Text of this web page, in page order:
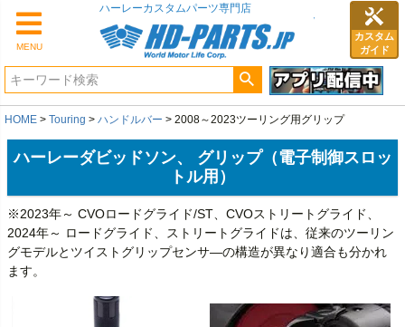
MENU
カスタム
ガイド
HOME Touring ハンドルバー 2008～2023ツーリング用グリップ
ハーレーダビッドソン、 グリップ（電子制御スロッ
トル用）
※2023年～ CVOロードグライド/ST、CVOストリートグライド、
2024年～ ロードグライド、ストリートグライドは、従来のツーリン
グモデルとツイストグリップセンサ―の構造が異なり適合も分かれ
ます。